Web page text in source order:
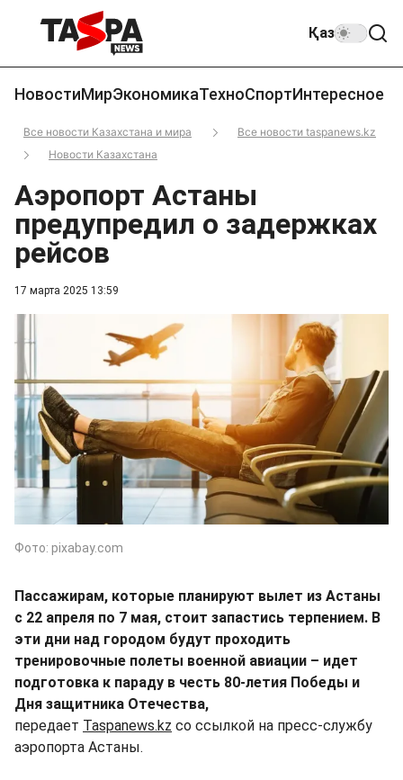
Қаз
НовостиМирЭкономикаТехноСпортИнтересное
Все новости Казахстана и мира
Все новости taspanews.kz
Новости Казахстана
17 марта 2025 13:59
Аэропорт Астаны
предупредил о задержках
рейсов
Фото: pixabay.com
Пассажирам, которые планируют вылет из Астаны
с 22 апреля по 7 мая, стоит запастись терпением. В
эти дни над городом будут проходить
тренировочные полеты военной авиации – идет
подготовка к параду в честь 80-летия Победы и
Дня защитника Отечества,
передает Taspanews.kz со ссылкой на пресс-службу
аэропорта Астаны.